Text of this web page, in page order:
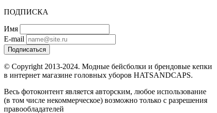
ПОДПИСКА
Имя
E-mail
Подписаться
© Copyright 2013-2024. Модные бейсболки и брендовые кепки
в интернет магазине головных уборов HATSANDCAPS.
Весь фотоконтент является авторским, любое использование
(в том числе некоммерческое) возможно только с разрешения
правообладателей